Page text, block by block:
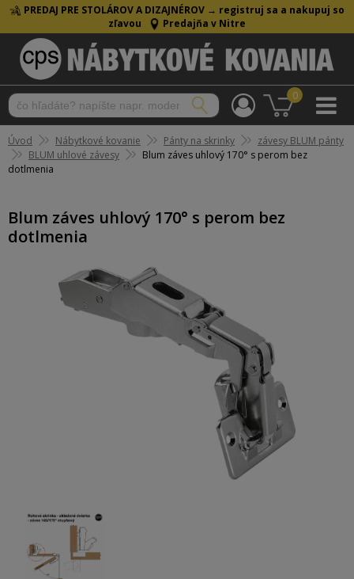
PREDAJ PRE STOLÁROV A DIZAJNÉROV → registruj sa a nakupuj so
zľavou
Predajňa v Nitre
0
Úvod Nábytkové kovanie Pánty na skrinky
závesy BLUM pánty
BLUM uhlové závesy
Blum záves uhlový 170° s perom bez
dotlmenia
Blum záves uhlový 170° s perom bez
dotlmenia